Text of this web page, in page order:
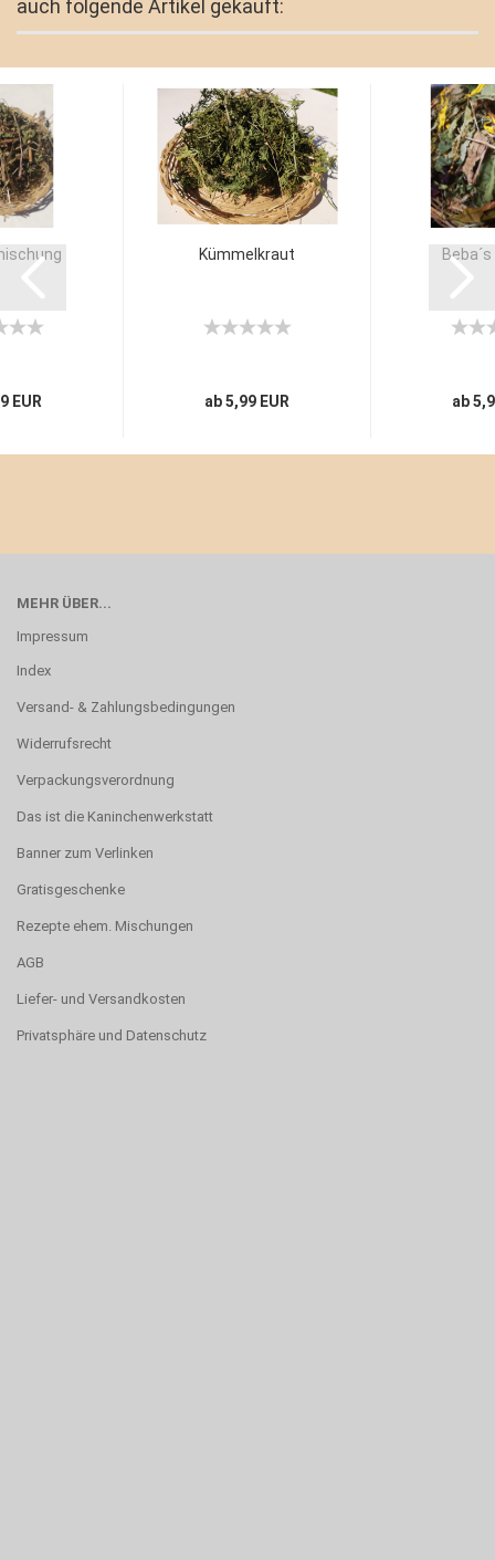
auch folgende Artikel gekauft:
EUR
Kümmelkraut
ab 5,99 EUR ab
MEHR ÜBER...
Impressum
Index
Versand- & Zahlungsbedingungen
Widerrufsrecht
Verpackungsverordnung
Das ist die Kaninchenwerkstatt
Banner zum Verlinken
Gratisgeschenke
Rezepte ehem. Mischungen
AGB
Liefer- und Versandkosten
Privatsphäre und Datenschutz